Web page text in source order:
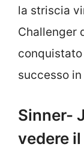
la striscia
Challenger
conquistato
successo
Sinner-
vedere